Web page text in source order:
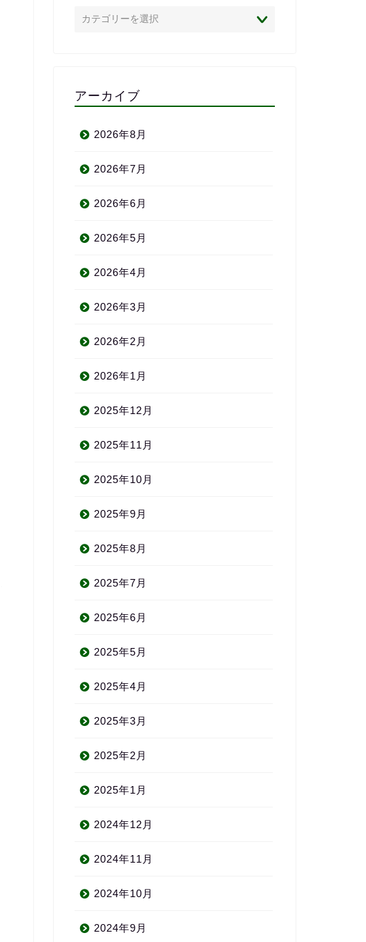
アーカイブ
2026年8月
2026年7月
2026年6月
2026年5月
2026年4月
2026年3月
2026年2月
2026年1月
2025年12月
2025年11月
2025年10月
2025年9月
2025年8月
2025年7月
2025年6月
2025年5月
2025年4月
2025年3月
2025年2月
2025年1月
2024年12月
2024年11月
2024年10月
2024年9月